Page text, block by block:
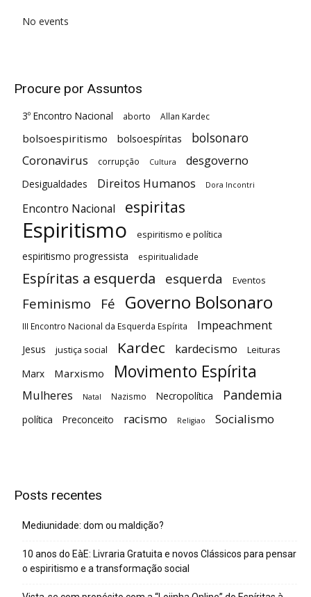
No events
Procure por Assuntos
3º Encontro Nacional aborto Allan Kardec
bolsoespiritismo bolsoespíritas bolsonaro
Coronavirus corrupção Cultura desgoverno
Desigualdades Direitos Humanos Dora Incontri
Encontro Nacional espiritas
Espiritismo espiritismo e política
espiritismo progressista espiritualidade
Espíritas a esquerda esquerda Eventos
Feminismo Fé Governo Bolsonaro
III Encontro Nacional da Esquerda Espírita Impeachment
Jesus justiça social Kardec kardecismo Leituras
Marx Marxismo Movimento Espírita
Mulheres Natal Nazismo Necropolítica Pandemia
política Preconceito racismo Religiao Socialismo
Posts recentes
Mediunidade: dom ou maldição?
10 anos do EàE: Livraria Gratuita e novos Clássicos para pensar
o espiritismo e a transformação social